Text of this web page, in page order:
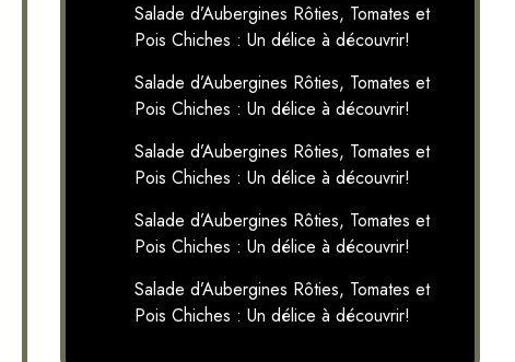
Salade d’Aubergines Rôties, Tomates et
Pois Chiches : Un délice à découvrir!
Salade d’Aubergines Rôties, Tomates et
Pois Chiches : Un délice à découvrir!
Salade d’Aubergines Rôties, Tomates et
Pois Chiches : Un délice à découvrir!
Salade d’Aubergines Rôties, Tomates et
Pois Chiches : Un délice à découvrir!
Salade d’Aubergines Rôties, Tomates et
Pois Chiches : Un délice à découvrir!